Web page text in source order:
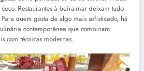
Restaurantes à beira-mar deixam tudo
quem gosta de algo mais sofisticado, há
contemporânea que combinam
com técnicas modernas.